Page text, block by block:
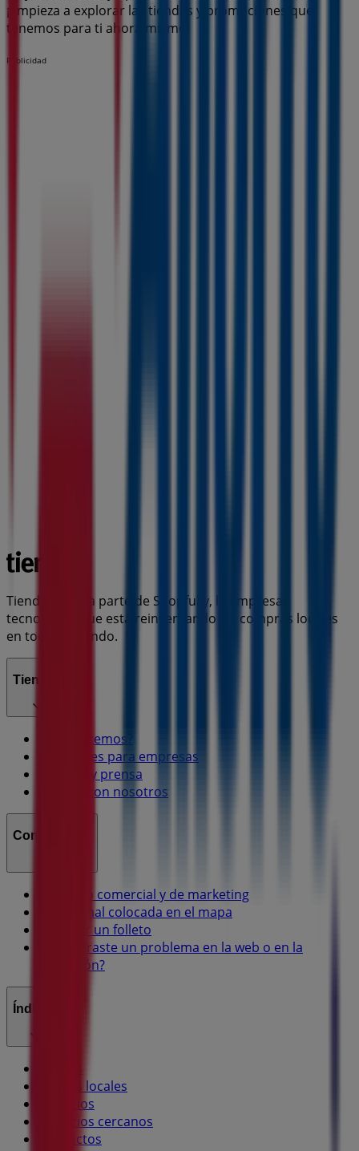
¡Empieza a explorar las tiendas y promociones que
tenemos para ti ahora mismo!
Publicidad
Tiendeo forma parte de Shopfully, la empresa
tecnológica que está reinventando las compras locales
en todo el mundo.
Tiendeo
¿Qué hacemos?
Soluciones para empresas
Noticias y prensa
Trabaja con nosotros
Contáctanos
Contacto comercial y de marketing
Tienda mal colocada en el mapa
Notificar un folleto
¿Encontraste un problema en la web o en la
aplicación?
Índices
Marcas locales
Negocios
Negocios cercanos
Productos